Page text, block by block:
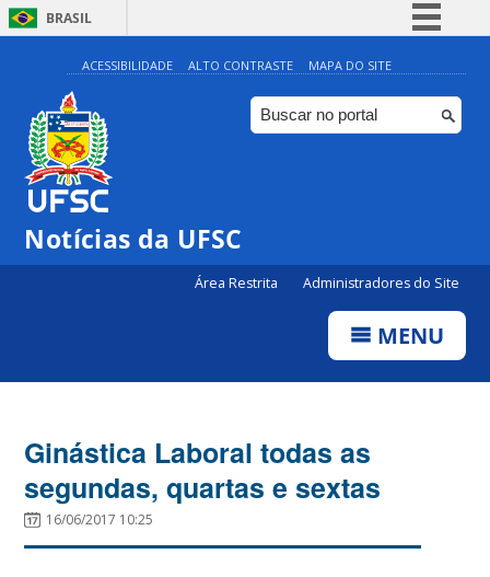
BRASIL
Simplifique!
Comunica BR
Participe
ACESSIBILIDADE ALTO CONTRASTE MAPA DO SITE
Notícias da UFSC
Área Restrita Administradores do Site
MENU
Ginástica Laboral todas as
segundas, quartas e sextas
16/06/2017 10:25